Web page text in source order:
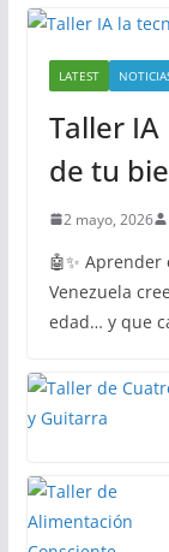
LATEST
Taller
de tu
2 mayo, 2026
🤖✨
Venezuela
edad… y que